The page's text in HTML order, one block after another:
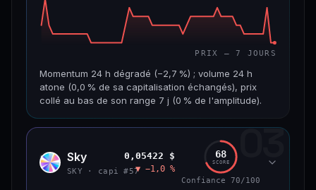
PRIX — 7 JOURS
Momentum 24 h dégradé (−2,7 %) ; volume 24 h
atone (0,0 % de sa capitalisation échangés), prix
collé au bas de son range 7 j (0 % de l'amplitude).
CAP. MARCHÉ VOLUME 24 H
VAR. 7 J VAR. 30 J
−3,2 %
03
SKY Sky
SKY · capi #57
0,05422 $
▼ −1,0 %
68
SCORE
Confiance 70/100